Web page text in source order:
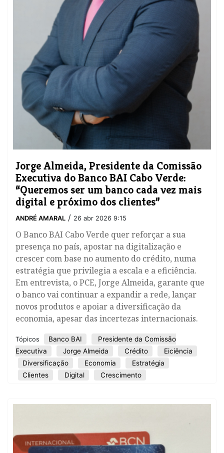
Jorge Almeida, Presidente da Comissão
Executiva do Banco BAI Cabo Verde:
“Queremos ser um banco cada vez mais
digital e próximo dos clientes”
ANDRÉ AMARAL / 26 abr 2026 9:15
O Banco BAI Cabo Verde quer reforçar a sua
presença no país, apostar na digitalização e
crescer com base no aumento do crédito, numa
estratégia que privilegia a escala e a eficiência.
Em entrevista, o PCE, Jorge Almeida, garante que
o banco vai continuar a expandir a rede, lançar
novos produtos e apoiar a diversificação da
economia, apesar das incertezas internacionais.
Tópicos Banco BAI
Presidente da Comissão
Executiva
Jorge Almeida Crédito
Eiciência
Diversificação
Economia
Estratégia
Clientes
Digital Crescimento